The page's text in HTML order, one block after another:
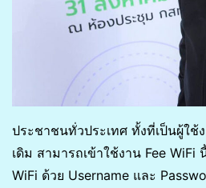
ประชาชนทั่วประเทศ ทั้งที่เป็นผู้ใช้
เดิม สามารถเข้าใช้งาน Fee WiFi
WiFi ด้วย Username และ